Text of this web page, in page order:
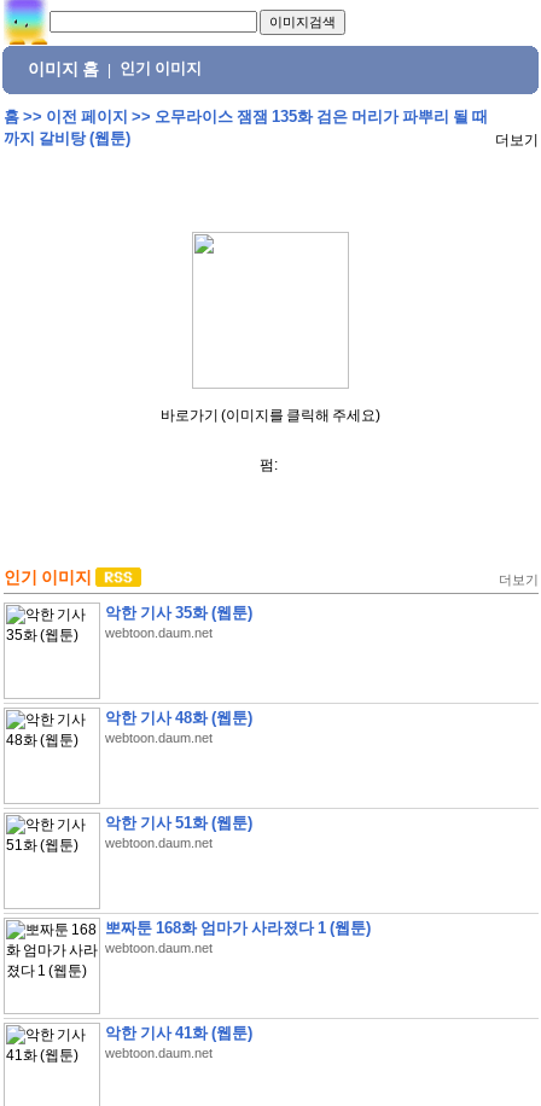
이미지 홈 인기 이미지
홈>> 이전 페이지 >> 오무라이스 잼잼 135화 검은 머리가 파뿌리 될 때
까지 갈비탕 (웹툰)
더보기
바로가기 (이미지를 클릭해 주세요)
펌:
인기 이미지 더보기
악한 기사 35화 (웹툰)
webtoon.daum.net
악한 기사 48화 (웹툰)
webtoon.daum.net
악한 기사 51화 (웹툰)
webtoon.daum.net
뽀짜툰 168화 엄마가 사라졌다 1 (웹툰)
webtoon.daum.net
악한 기사 41화 (웹툰)
webtoon.daum.net